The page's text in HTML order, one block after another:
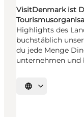
VisitDenmark ist
Highlights des
buchstäblich
du jede Menge
unternehmen und
Sprache auswählen